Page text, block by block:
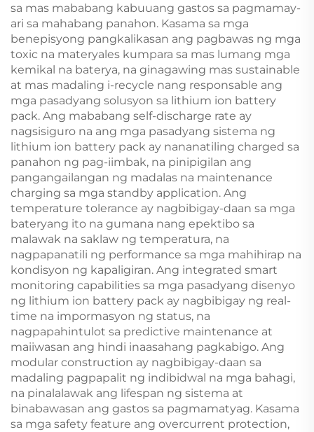
sa mas mababang kabuuang gastos sa pagmamay-
ari sa mahabang panahon. Kasama sa mga
benepisyong pangkalikasan ang pagbawas ng mga
toxic na materyales kumpara sa mas lumang mga
kemikal na baterya, na ginagawing mas sustainable
at mas madaling i-recycle nang responsable ang
mga pasadyang solusyon sa lithium ion battery
pack. Ang mababang self-discharge rate ay
nagsisiguro na ang mga pasadyang sistema ng
lithium ion battery pack ay nananatiling charged sa
panahon ng pag-iimbak, na pinipigilan ang
pangangailangan ng madalas na maintenance
charging sa mga standby application. Ang
temperature tolerance ay nagbibigay-daan sa mga
bateryang ito na gumana nang epektibo sa
malawak na saklaw ng temperatura, na
nagpapanatili ng performance sa mga mahihirap na
kondisyon ng kapaligiran. Ang integrated smart
monitoring capabilities sa mga pasadyang disenyo
ng lithium ion battery pack ay nagbibigay ng real-
time na impormasyon ng status, na
nagpapahintulot sa predictive maintenance at
maiiwasan ang hindi inaasahang pagkabigo. Ang
modular construction ay nagbibigay-daan sa
madaling pagpapalit ng indibidwal na mga bahagi,
na pinalalawak ang lifespan ng sistema at
binabawasan ang gastos sa pagmamatyag. Kasama
sa mga safety feature ang overcurrent protection,